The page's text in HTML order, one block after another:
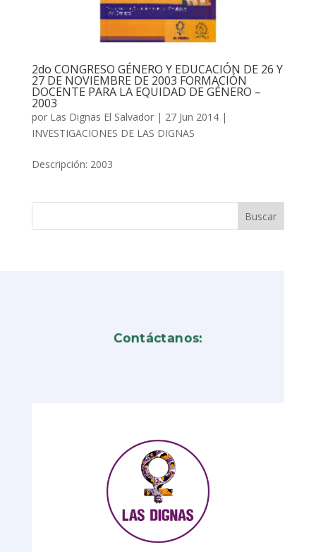
2do CONGRESO GÉNERO Y EDUCACIÓN DE 26 Y
27 DE NOVIEMBRE DE 2003 FORMACIÓN
DOCENTE PARA LA EQUIDAD DE GÉNERO –
2003
por Las Dignas El Salvador| 27 Jun 2014|
INVESTIGACIONES DE LAS DIGNAS
Descripción: 2003
Contáctanos: